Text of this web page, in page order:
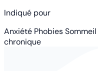
Indiqué pour
Anxiété PhobiesSommeil
chronique